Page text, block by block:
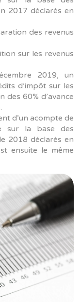
2017 déclarés en
des revenus
sur les revenus
2019, un
d’impôt sur les
des 60% d’avance
d’un acompte de
sur la base des
2018 déclarés en
ensuite le même